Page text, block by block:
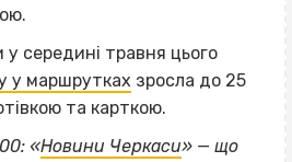
у середині травня цього
у маршрутках зросла до 25
та карткою.
«Новини Черкаси» — що